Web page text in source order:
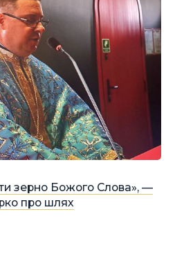
зерно Божого Слова», —
про шлях